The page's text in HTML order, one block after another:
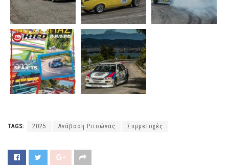
TAGS: 2025 Ανάβαση Ριτσώνας Συμμετοχές